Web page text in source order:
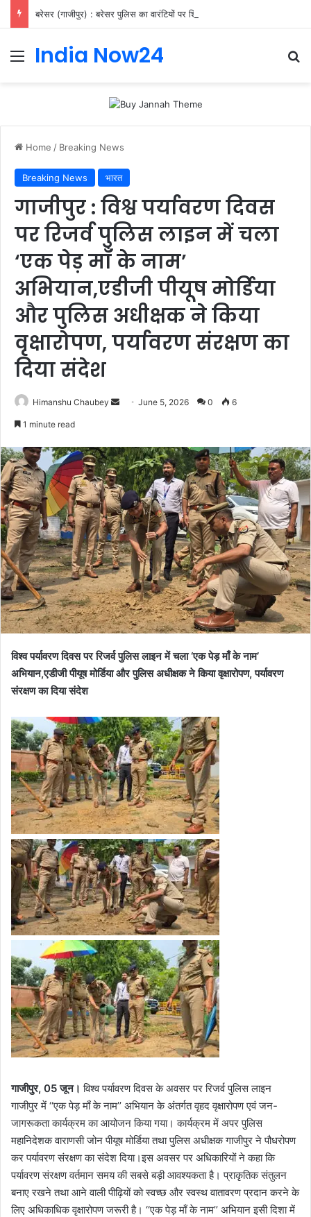
बरेसर (गाजीपुर) : बरेसर पुलिस का वारंटियों पर शिकंजा, 11 गिरफ्तार
India Now24
Home / Breaking News
Breaking News भारत
गाजीपुर : विश्व पर्यावरण दिवस
पर रिजर्व पुलिस लाइन में चला
‘एक पेड़ माँ के नाम’
अभियान,एडीजी पीयूष मोर्डिया
और पुलिस अधीक्षक ने किया
वृक्षारोपण, पर्यावरण संरक्षण का
दिया संदेश
Himanshu Chaubey June 5, 2026 0 6
1 minute read
विश्व पर्यावरण दिवस पर रिजर्व पुलिस लाइन में चला ‘एक पेड़ माँ के नाम’
अभियान,एडीजी पीयूष मोर्डिया और पुलिस अधीक्षक ने किया वृक्षारोपण, पर्यावरण
संरक्षण का दिया संदेश
गाजीपुर, 05 जून। विश्व पर्यावरण दिवस के अवसर पर रिजर्व पुलिस लाइन
गाजीपुर में ‘‘एक पेड़ माँ के नाम’’ अभियान के अंतर्गत वृहद वृक्षारोपण एवं जन-
जागरूकता कार्यक्रम का आयोजन किया गया। कार्यक्रम में अपर पुलिस
महानिदेशक वाराणसी जोन पीयूष मोर्डिया तथा पुलिस अधीक्षक गाजीपुर ने पौधरोपण
कर पर्यावरण संरक्षण का संदेश दिया।इस अवसर पर अधिकारियों ने कहा कि
पर्यावरण संरक्षण वर्तमान समय की सबसे बड़ी आवश्यकता है। प्राकृतिक संतुलन
बनाए रखने तथा आने वाली पीढ़ियों को स्वच्छ और स्वस्थ वातावरण प्रदान करने के
लिए अधिकाधिक वृक्षारोपण जरूरी है। ‘‘एक पेड़ माँ के नाम’’ अभियान इसी दिशा में